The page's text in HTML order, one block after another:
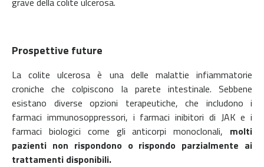
Prospettive future
La colite ulcerosa è una delle malattie infiammatorie
croniche che colpiscono la parete intestinale. Sebbene
esistano diverse opzioni terapeutiche, che includono i
farmaci immunosoppressori, i farmaci inibitori di JAK e i
farmaci biologici come gli anticorpi monoclonali, molti
pazienti non rispondono o rispondo parzialmente ai
trattamenti disponibili.